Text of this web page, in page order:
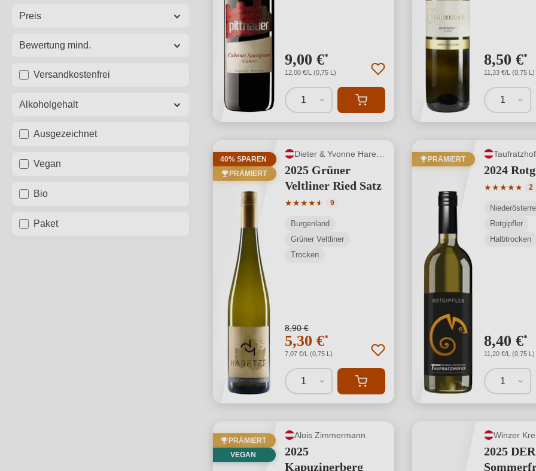
Preis
Bewertung mind.
Versandkostenfrei
Alkoholgehalt
Ausgezeichnet
Vegan
Bio
Paket
9,00 €*
12,00 €/L (0,75 L)
1
8,50 €*
11,33 €/L (0,75 L)
1
40% SPAREN
PRÄMIERT
2025 Grüner
Veltliner Ried Satz
★★★★★
★
Durchschnittliche Bewertung von 4.78 von 5 Sternen
9
Burgenland
Grüner Veltliner
Trocken
8,90 €
5,30 €*
7,07 €/L (0,75 L)
1
PRÄMIERT
2024
★★★★★ 2
Rotgipfler
Halbtrocken
8,40 €*
11,20 €/L (0,75 L)
1
PRÄMIERT
VEGAN
Alois Zimmermann
2025
Kapuzinerberg
Winzer
2025 DER